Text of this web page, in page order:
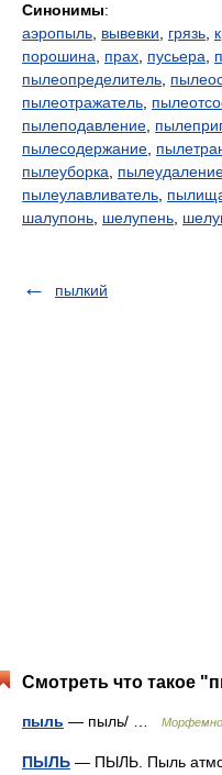
Синонимы:
аэропыль вывевки грязь
порошина
прах пусьера
пылеопределитель
пылеотражатель
пылеподавление
пылесодержание
пылеуборка
пылеулавливатель
шалупонь шелупень
пылкий
Смотреть что такое
пыль — пыль/ …
ПЫЛЬ — ПЫЛЬ. Пыль